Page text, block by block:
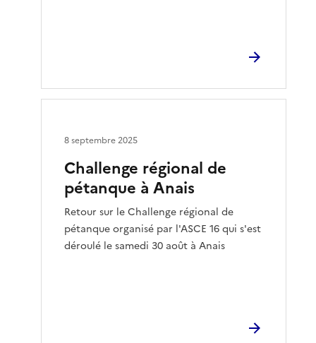
Challenge régional de
pétanque à Anais
Retour sur le Challenge régional de
pétanque organisé par l'ASCE 16 qui s'est
déroulé le samedi 30 août à Anais
8 septembre 2025